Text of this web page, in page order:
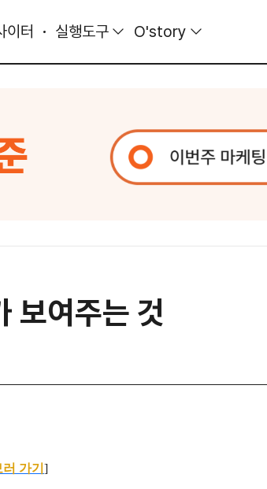
이터 실행도구 O'story
보여주는 것
가기 ]